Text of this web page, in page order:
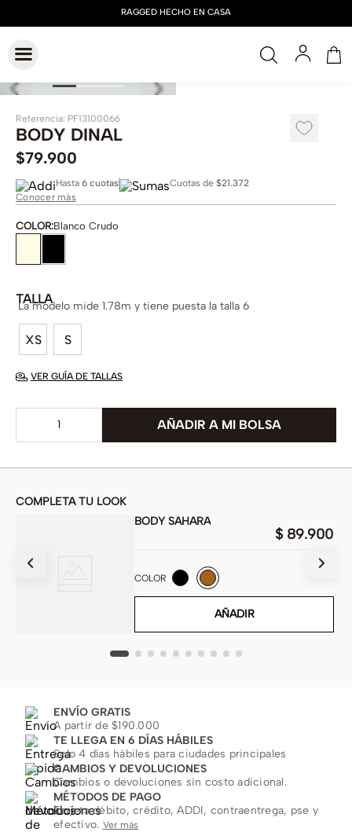
Referencia: PF13100066
BODY DINAL
$79.900
Hasta 6 cuotas Cuotas de $21.372
Conocer más
COLOR:Blanco Crudo
TALLA
XS S
La modelo mide 1.78m y tiene puesta la talla 6
VER GUÍA DE TALLAS
COMPLETA TU LOOK
BODY SAHARA
$ 89.900
COLOR
AÑADIR
ENVÍO GRATIS
A partir de $190.000
TE LLEGA EN 6 DÍAS HÁBILES
Solo 4 días hábiles para ciudades principales
CAMBIOS Y DEVOLUCIONES
Cambios o devoluciones sin costo adicional.
MÉTODOS DE PAGO
Tarjeta débito, crédito, ADDI, contraentrega, pse y
efectivo. Ver más